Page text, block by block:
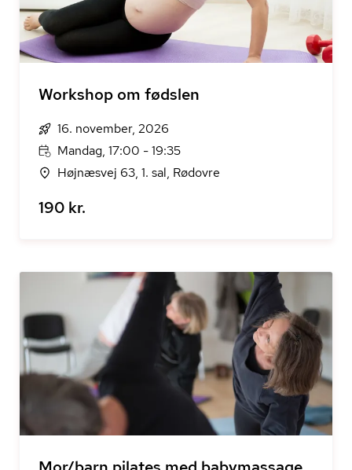
Workshop om fødslen
16. november, 2026
Mandag, 17:00 - 19:35
Højnæsvej 63, 1. sal, Rødovre
190 kr.